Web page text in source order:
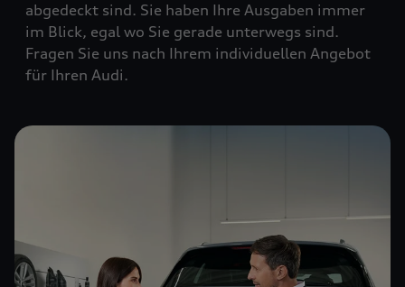
abgedeckt sind. Sie haben Ihre Ausgaben immer
im Blick, egal wo Sie gerade unterwegs sind.
Fragen Sie uns nach Ihrem individuellen Angebot
für Ihren Audi.